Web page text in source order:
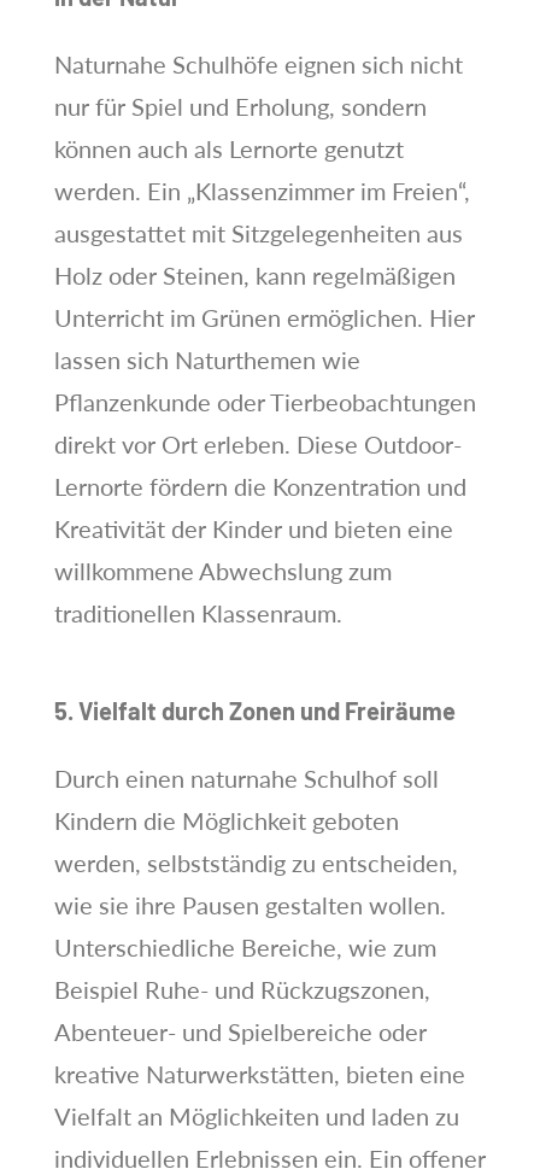
Naturnahe Schulhöfe eignen sich nicht
nur für Spiel und Erholung, sondern
können auch als Lernorte genutzt
werden. Ein „Klassenzimmer im Freien“,
ausgestattet mit Sitzgelegenheiten aus
Holz oder Steinen, kann regelmäßigen
Unterricht im Grünen ermöglichen. Hier
lassen sich Naturthemen wie
Pflanzenkunde oder Tierbeobachtungen
direkt vor Ort erleben. Diese Outdoor-
Lernorte fördern die Konzentration und
Kreativität der Kinder und bieten eine
willkommene Abwechslung zum
traditionellen Klassenraum.
5. Vielfalt durch Zonen und Freiräume
Durch einen naturnahe Schulhof soll
Kindern die Möglichkeit geboten
werden, selbstständig zu entscheiden,
wie sie ihre Pausen gestalten wollen.
Unterschiedliche Bereiche, wie zum
Beispiel Ruhe- und Rückzugszonen,
Abenteuer- und Spielbereiche oder
kreative Naturwerkstätten, bieten eine
Vielfalt an Möglichkeiten und laden zu
individuellen Erlebnissen ein. Ein offener